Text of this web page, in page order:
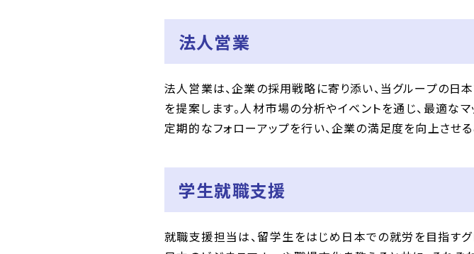
法人営業
法人営業は、企業の採用戦略に寄り添い、当グループの
を提案します。人材市場の分析やイベントを通じ、最適な
定期的なフォローアップを行い、企業の満足度を向上させる
学生就職支援
就職支援担当は、留学生をはじめ日本での就労を目指すグ